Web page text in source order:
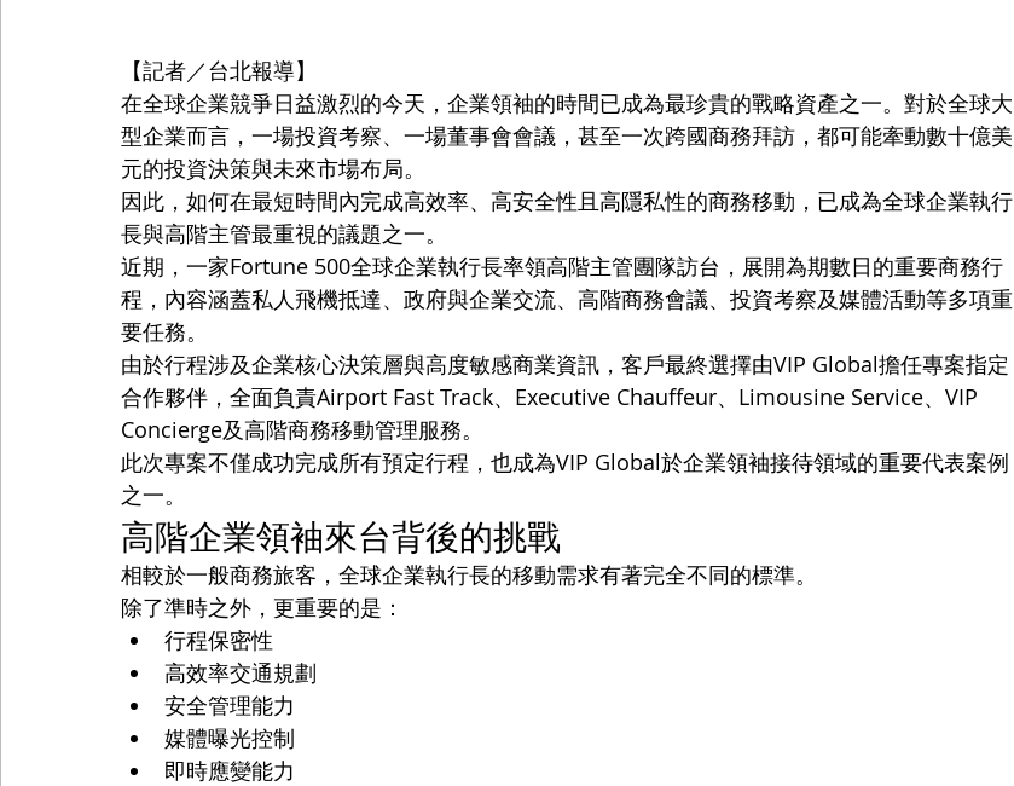
【記者／台北報導】
在全球企業競爭日益激烈的今天，企業領袖的時間已成為最珍貴的戰略資產之一。對於全球大
型企業而言，一場投資考察、一場董事會會議，甚至一次跨國商務拜訪，都可能牽動數十億美
元的投資決策與未來市場布局。
因此，如何在最短時間內完成高效率、高安全性且高隱私性的商務移動，已成為全球企業執行
長與高階主管最重視的議題之一。
近期，一家Fortune 500全球企業執行長率領高階主管團隊訪台，展開為期數日的重要商務行
程，內容涵蓋私人飛機抵達、政府與企業交流、高階商務會議、投資考察及媒體活動等多項重
要任務。
由於行程涉及企業核心決策層與高度敏感商業資訊，客戶最終選擇由VIP Global擔任專案指定
合作夥伴，全面負責Airport Fast Track、Executive Chauffeur、Limousine Service、VIP
Concierge及高階商務移動管理服務。
此次專案不僅成功完成所有預定行程，也成為VIP Global於企業領袖接待領域的重要代表案例
之一。
高階企業領袖來台背後的挑戰
相較於一般商務旅客，全球企業執行長的移動需求有著完全不同的標準。
除了準時之外，更重要的是：
行程保密性
高效率交通規劃
安全管理能力
媒體曝光控制
即時應變能力